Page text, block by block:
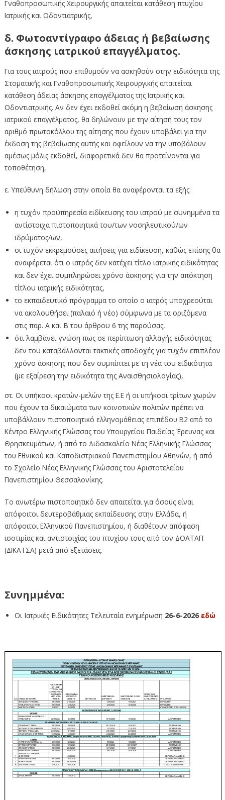
Γναθοπροσωπικής Χειρουργικής απαιτείται κατάθεση πτυχίου
Ιατρικής και Οδοντιατρικής,
δ. Φωτοαντίγραφο άδειας ή βεβαίωσης
άσκησης ιατρικού επαγγέλματος.
Για τους ιατρούς που επιθυμούν να ασκηθούν στην ειδικότητα της
Στοματικής και Γναθοπροσωπικής Χειρουργικής απαιτείται
κατάθεση άδειας άσκησης επαγγέλματος της Ιατρικής και
Οδοντιατρικής. Αν δεν έχει εκδοθεί ακόμη η βεβαίωση άσκησης
ιατρικού επαγγέλματος, θα δηλώνουν με την αίτησή τους τον
αριθμό πρωτοκόλλου της αίτησης που έχουν υποβάλει για την
έκδοση της βεβαίωσης αυτής και οφείλουν να την υποβάλουν
αμέσως μόλις εκδοθεί, διαφορετικά δεν θα προτείνονται για
τοποθέτηση,
ε. Υπεύθυνη δήλωση στην οποία θα αναφέρονται τα εξής:
η τυχόν προϋπηρεσία ειδίκευσης του ιατρού με συνημμένα τα
αντίστοιχα πιστοποιητικά του/των νοσηλευτικού/ων
ιδρύματος/ων,
οι τυχόν εκκρεμούσες αιτήσεις για ειδίκευση, καθώς επίσης θα
αναφέρεται ότι ο ιατρός δεν κατέχει τίτλο ιατρικής ειδικότητας
και δεν έχει συμπληρώσει χρόνο άσκησης για την απόκτηση
τίτλου ιατρικής ειδικότητας,
το εκπαιδευτικό πρόγραμμα το οποίο ο ιατρός υποχρεούται
να ακολουθήσει (παλαιό ή νέο) σύμφωνα με τα οριζόμενα
στις παρ. Α και Β του άρθρου 6 της παρούσας,
ότι λαμβάνει γνώση πως σε περίπτωση αλλαγής ειδικότητας
δεν του καταβάλλονται τακτικές αποδοχές για τυχόν επιπλέον
χρόνο άσκησης που δεν συμπίπτει με τη νέα του ειδικότητα
(με εξαίρεση την ειδικότητα της Αναισθησιολογίας),
στ. Οι υπήκοοι κρατών-μελών της Ε.Ε ή οι υπήκοοι τρίτων χωρών
που έχουν τα δικαιώματα των κοινοτικών πολιτών πρέπει να
υποβάλλουν πιστοποιητικό ελληνομάθειας επιπέδου Β2 από το
Κέντρο Ελληνικής Γλώσσας του Υπουργείου Παιδείας Έρευνας και
Θρησκευμάτων, ή από το Διδασκαλείο Νέας Ελληνικής Γλώσσας
του Εθνικού και Καποδιστριακού Πανεπιστημίου Αθηνών, ή από
το Σχολείο Νέας Ελληνικής Γλώσσας του Αριστοτελείου
Πανεπιστημίου Θεσσαλονίκης.
Το ανωτέρω πιστοποιητικό δεν απαιτείται για όσους είναι
απόφοιτοι δευτεροβάθμιας εκπαίδευσης στην Ελλάδα, ή
απόφοιτοι Ελληνικού Πανεπιστημίου, ή διαθέτουν απόφαση
ισοτιμίας και αντιστοιχίας του πτυχίου τους από τον ΔΟΑΤΑΠ
(ΔΙΚΑΤΣΑ) μετά από εξετάσεις.
Συνημμένα:
Οι Ιατρικές Ειδικότητες Τελευταία ενημέρωση 26-6-2026 εδώ